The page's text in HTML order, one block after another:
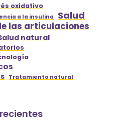
oxidativo
a la insulina Salud
las articulaciones
natural
Tratamiento natural